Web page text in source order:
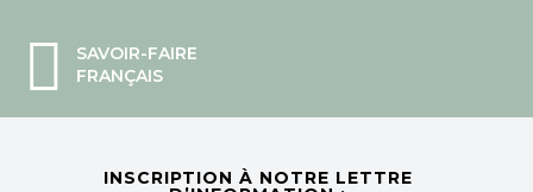
SAVOIR-FAIRE
FRANÇAIS
INSCRIPTION À NOTRE LETTRE